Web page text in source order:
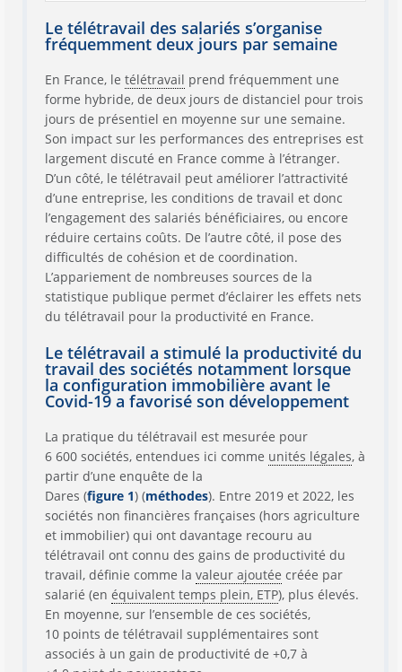
Le télétravail des salariés s’organise
fréquemment deux jours par semaine
En France, le télétravail prend fréquemment une
forme hybride, de deux jours de distanciel pour trois
jours de présentiel en moyenne sur une semaine.
Son impact sur les performances des entreprises est
largement discuté en France comme à l’étranger.
D’un côté, le télétravail peut améliorer l’attractivité
d’une entreprise, les conditions de travail et donc
l’engagement des salariés bénéficiaires, ou encore
réduire certains coûts. De l’autre côté, il pose des
difficultés de cohésion et de coordination.
L’appariement de nombreuses sources de la
statistique publique permet d’éclairer les effets nets
du télétravail pour la productivité en France.
Le télétravail a stimulé la productivité du
travail des sociétés notamment lorsque
la configuration immobilière avant le
Covid-19 a favorisé son développement
La pratique du télétravail est mesurée pour
6 600 sociétés, entendues ici comme unités légales, à
partir d’une enquête de la
Dares (figure 1) (méthodes). Entre 2019 et 2022, les
sociétés non financières françaises (hors agriculture
et immobilier) qui ont davantage recouru au
télétravail ont connu des gains de productivité du
travail, définie comme la valeur ajoutée créée par
salarié (en équivalent temps plein, ETP), plus élevés.
En moyenne, sur l’ensemble de ces sociétés,
10 points de télétravail supplémentaires sont
associés à un gain de productivité de +0,7 à